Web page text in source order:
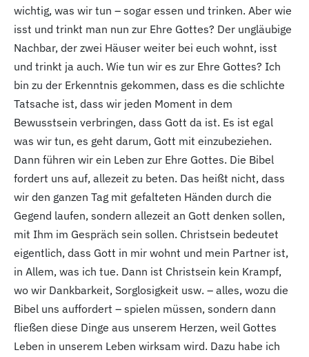
wichtig, was wir tun – sogar essen und trinken. Aber wie
isst und trinkt man nun zur Ehre Gottes? Der ungläubige
Nachbar, der zwei Häuser weiter bei euch wohnt, isst
und trinkt ja auch. Wie tun wir es zur Ehre Gottes? Ich
bin zu der Erkenntnis gekommen, dass es die schlichte
Tatsache ist, dass wir jeden Moment in dem
Bewusstsein verbringen, dass Gott da ist. Es ist egal
was wir tun, es geht darum, Gott mit einzubeziehen.
Dann führen wir ein Leben zur Ehre Gottes. Die Bibel
fordert uns auf, allezeit zu beten. Das heißt nicht, dass
wir den ganzen Tag mit gefalteten Händen durch die
Gegend laufen, sondern allezeit an Gott denken sollen,
mit Ihm im Gespräch sein sollen. Christsein bedeutet
eigentlich, dass Gott in mir wohnt und mein Partner ist,
in Allem, was ich tue. Dann ist Christsein kein Krampf,
wo wir Dankbarkeit, Sorglosigkeit usw. – alles, wozu die
Bibel uns auffordert – spielen müssen, sondern dann
fließen diese Dinge aus unserem Herzen, weil Gottes
Leben in unserem Leben wirksam wird. Dazu habe ich